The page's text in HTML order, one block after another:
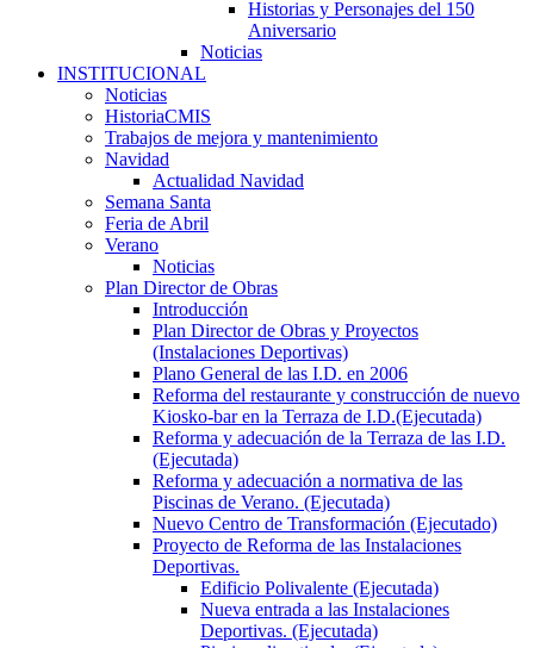
Historias y Personajes del 150
Aniversario
Noticias
INSTITUCIONAL
Noticias
HistoriaCMIS
Trabajos de mejora y mantenimiento
Navidad
Actualidad Navidad
Semana Santa
Feria de Abril
Verano
Noticias
Plan Director de Obras
Introducción
Plan Director de Obras y Proyectos
(Instalaciones Deportivas)
Plano General de las I.D. en 2006
Reforma del restaurante y construcción de nuevo
Kiosko-bar en la Terraza de I.D.(Ejecutada)
Reforma y adecuación de la Terraza de las I.D.
(Ejecutada)
Reforma y adecuación a normativa de las
Piscinas de Verano. (Ejecutada)
Nuevo Centro de Transformación (Ejecutado)
Proyecto de Reforma de las Instalaciones
Deportivas.
Edificio Polivalente (Ejecutada)
Nueva entrada a las Instalaciones
Deportivas. (Ejecutada)